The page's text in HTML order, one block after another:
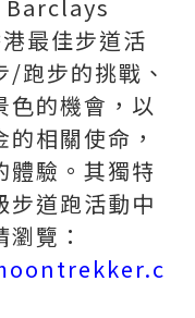
Barclays
最佳步道活
跑步的挑戰、
色的機會，以
相關使命，
體驗。其獨特
步道跑活動中
覽：